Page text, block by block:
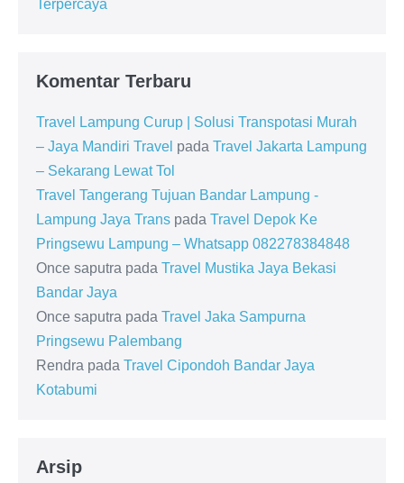
Terpercaya
Komentar Terbaru
Travel Lampung Curup | Solusi Transpotasi Murah
– Jaya Mandiri Travel pada Travel Jakarta Lampung
– Sekarang Lewat Tol
Travel Tangerang Tujuan Bandar Lampung -
Lampung Jaya Trans pada Travel Depok Ke
Pringsewu Lampung – Whatsapp 082278384848
Once saputra pada Travel Mustika Jaya Bekasi
Bandar Jaya
Once saputra pada Travel Jaka Sampurna
Pringsewu Palembang
Rendra pada Travel Cipondoh Bandar Jaya
Kotabumi
Arsip